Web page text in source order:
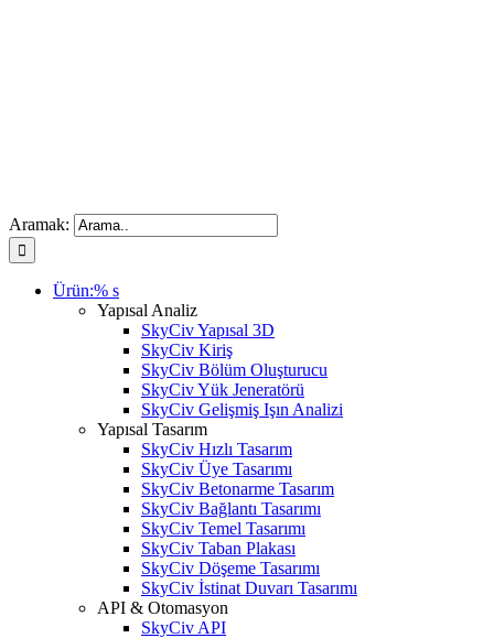
Aramak:
Ürün:% s
Yapısal Analiz
SkyCiv Yapısal 3D
SkyCiv Kiriş
SkyCiv Bölüm Oluşturucu
SkyCiv Yük Jeneratörü
SkyCiv Gelişmiş Işın Analizi
Yapısal Tasarım
SkyCiv Hızlı Tasarım
SkyCiv Üye Tasarımı
SkyCiv Betonarme Tasarım
SkyCiv Bağlantı Tasarımı
SkyCiv Temel Tasarımı
SkyCiv Taban Plakası
SkyCiv Döşeme Tasarımı
SkyCiv İstinat Duvarı Tasarımı
API & Otomasyon
SkyCiv API